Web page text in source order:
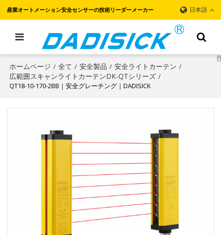
産業オートメーション安全センサーの技術リーダーメーカー 日本語
ホームページ / 全て / 安全製品 / 安全ライトカーテン /
広範囲スキャンライトカーテンDK-QTシリーズ /
QT18-10-170-2BB｜安全グレーチング｜DADISICK